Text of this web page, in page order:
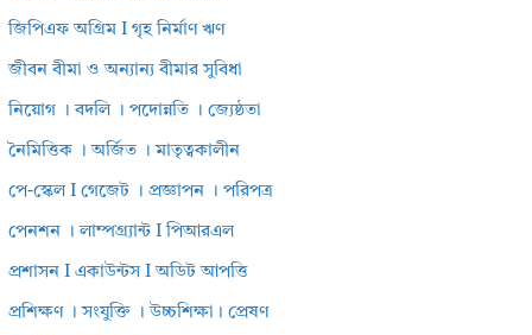
জিপিএফ অগ্রিম I গৃহ নির্মাণ ঋণ
জীবন বীমা ও অন্যান্য বীমার সুবিধা
নিয়োগ । বদলি । পদোন্নতি । জ্যেষ্ঠতা
নৈমিত্তিক । অর্জিত । মাতৃত্বকালীন
পে-স্কেল I গেজেট । প্রজ্ঞাপন । পরিপত্র
পেনশন । লাম্পগ্র্যান্ট I পিআরএল
প্রশাসন I একাউন্টস I অডিট আপত্তি
প্রশিক্ষণ । সংযুক্তি । উচ্চশিক্ষা। প্রেষণ